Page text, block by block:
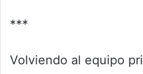
***
Volviendo al equipo